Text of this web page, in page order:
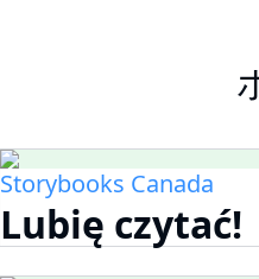
Storybooks Canada
Lubię czytać!